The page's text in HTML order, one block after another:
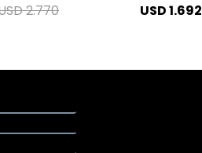
2.770 USD1.692